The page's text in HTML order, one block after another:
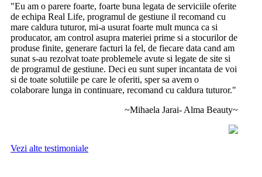
"Eu am o parere foarte, foarte buna legata de serviciile oferite
de echipa Real Life, programul de gestiune il recomand cu
mare caldura tuturor, mi-a usurat foarte mult munca ca si
producator, am control asupra materiei prime si a stocurilor de
produse finite, generare facturi la fel, de fiecare data cand am
sunat s-au rezolvat toate problemele avute si legate de site si
de programul de gestiune. Deci eu sunt super incantata de voi
si de toate solutiile pe care le oferiti, sper sa avem o
colaborare lunga in continuare, recomand cu caldura tuturor."
~Mihaela Jarai- Alma Beauty~
Vezi alte testimoniale